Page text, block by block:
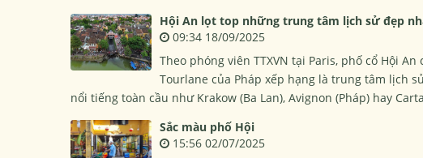
Hội An lọt top những trung tâm lịch sử đẹp
09:34 18/09/2025
Theo phóng viên TTXVN tại Paris, phố cổ Hội
Tourlane của Pháp xếp hạng là trung tâm lịch
nổi tiếng toàn cầu như Krakow (Ba Lan), Avignon (Pháp) hay
Sắc màu phố Hội
15:56 02/07/2025